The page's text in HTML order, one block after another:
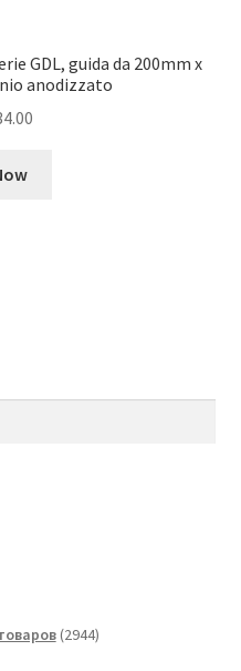
GDL, guida da 200mm x
anodizzato
29442944